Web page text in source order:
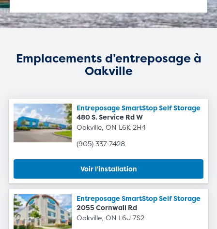
Emplacements d’entreposage à
Oakville
Entreposage SmartStop Self Storage
480 S. Service Rd W
Oakville, ON L6K 2H4
(905) 337-7428
Voir l'installation
Entreposage SmartStop Self Storage
2055 Cornwall Rd
Oakville, ON L6J 7S2